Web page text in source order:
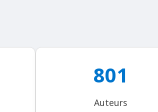
801
Auteurs